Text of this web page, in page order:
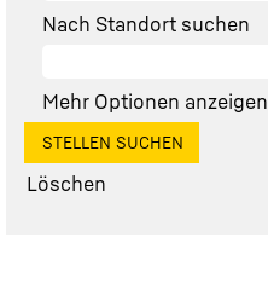
Nach Standort suchen
Mehr Optionen anzeigen
Löschen